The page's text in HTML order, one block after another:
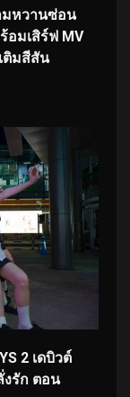
มหวานซ่อน
อมเสิร์ฟ MV
ติมสีสัน
2 เดบิวต์
งรัก ตอน